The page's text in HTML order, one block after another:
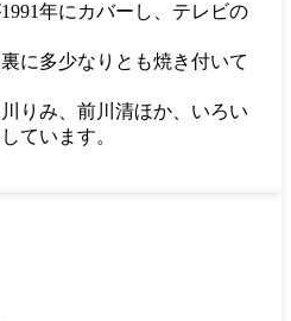
年にカバーし、テレビの
に多少なりとも焼き付いて
りみ、前川清ほか、いろい
ています。